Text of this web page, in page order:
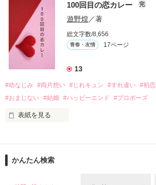
作品を読む
｢全部あんたのせいよ｣
『──のせいじゃないよ』
｢なんであんたが生きてんのよ｣
『生きていてくれてありがとう』
｢あんたなんか産まなきゃ良かった｣
『産まれてきてくれてありがとう』
両親から虐待を受け感情を知らない女の子と
100回目の恋カレー 完
遊野煌／著
総文字数/8,656
青春・友情 17ページ
13
#幼なじみ #両片想い #じれキュン #すれ違い #初恋
#おまじない #結婚 #ハッピーエンド #プロポーズ
表紙を見る
きになっちゃうんだって』
かんたん検索